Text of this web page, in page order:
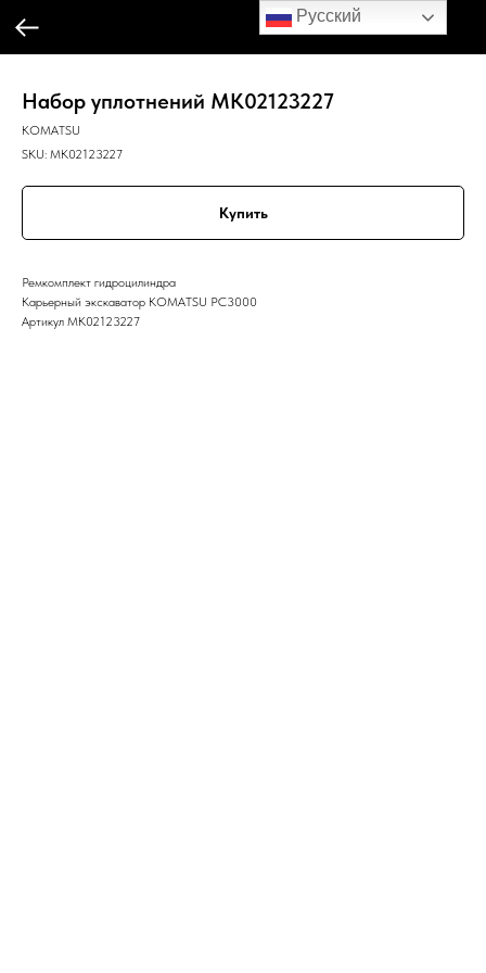
Русский
Набор уплотнений MK02123227
KOMATSU
SKU: MK02123227
Купить
Ремкомплект гидроцилиндра
Карьерный экскаватор KOMATSU PC3000
Артикул MK02123227